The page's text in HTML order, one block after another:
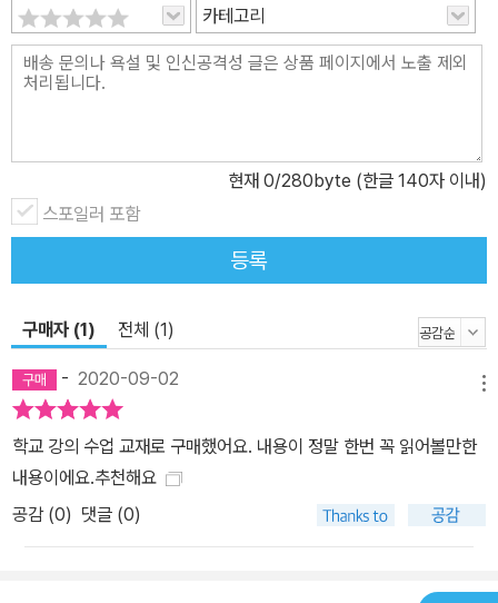
을 통해 이론으로 무장한 지적인 사람이 되어 사회에서 개인적으로
성공하는 것이 목표가 아니라, 이미 주어진 기술을 최대한 이용해 개
인의 기량을 마음껏 발휘하게 도와줌으로써 바로 지금 내가 사는 세
야 할 더 나은 세상을 만드는 새로운 교육과정, 새로운 교육의 목표가
되어야 한다. 이미 충분히 발달된 기술, 이미 충분한 기량을 가진 아이
들 지금 우리 아이들은 과거의 아이들이 가질 수 없었던 엄청나고 새
로운 능력을 가지고 있다. ‘디지털 이민자(digital immigrant)’인 어
폰 등 기술 기반의 네트워크로 연결되어 ‘확장된 마음(extended mi
사람들과 공동 작업을 할 수 있으며 전 세계의 데이터베이스를 결합
하거나 분석할 수 있는 역량이 있다. 따라서 ‘글로벌한 역량을 갖춘 이
시대의 아이들’은 사회문제를 인식했을 때 자발적으로 각자 일을 맡
아 처리하고 문제를 해결할 충분한 능력을 갖추고 있으며, 이미 전 세
계의 초?중?고생들이 더 나은 세상을 만들기 위해 실행한 프로젝트
들이 실제 실현되고 있는 사례들이 점점 늘어나고 있다. 초등학생들
카테고리
현재 0/280byte (한글 140자 이내)
스포일러 포함
등록
구매자 (1) 전체 (1)
- 2020-09-02
학교 강의 수업 교재로 구매했어요. 내용이 정말 한번 꼭 읽어볼만한
내용이에요.추천해요
공감 (0) 댓글 (0)